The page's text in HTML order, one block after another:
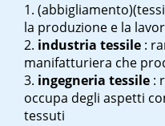
la produzione e la
industria tessile :
manifatturiera che
ingegneria tessile :
occupa degli aspetti
tessuti